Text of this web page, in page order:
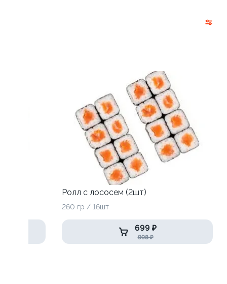
Ролл с лососем (2шт)
260 гр / 16шт
699 ₽
998 ₽